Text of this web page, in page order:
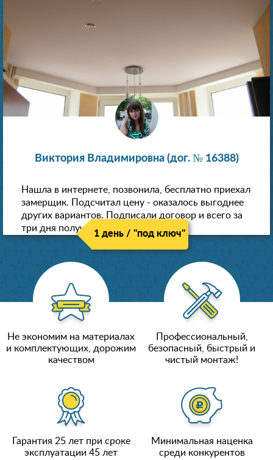
Виктория Владимировна (дог. № 16388)
Нашла в интернете, позвонила, бесплатно приехал
замерщик. Подсчитал цену - оказалось выгоднее
других вариантов. Подписали договор и всего за
три дня получили новые потолки!
1 день / "под ключ"
Не экономим на материалах
и комплектующих, дорожим
качеством
Профессиональный,
безопасный, быстрый и
чистый монтаж!
Гарантия 25 лет при сроке
эксплуатации 45 лет
Минимальная наценка
среди конкурентов